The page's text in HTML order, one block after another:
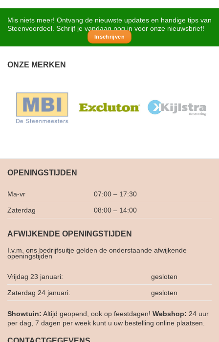
Mis niets meer! Ontvang de nieuwste updates en handige tips van
Steenvoordeel. Schrijf je vandaag nog in voor onze nieuwsbrief!
Inschrijven
ONZE MERKEN
OPENINGSTIJDEN
Ma-vr 07:00 – 17:30
Zaterdag 08:00 – 14:00
AFWIJKENDE OPENINGSTIJDEN
I.v.m. ons bedrijfsuitje gelden de onderstaande afwijkende
openingstijden
Vrijdag 23 januari: gesloten
Zaterdag 24 januari: gesloten
Showtuin: Altijd geopend, ook op feestdagen! Webshop: 24 uur
per dag, 7 dagen per week kunt u uw bestelling online plaatsen.